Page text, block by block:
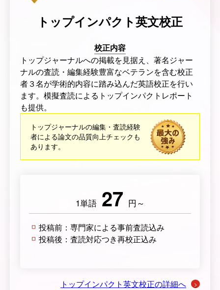
トップインパクト英文校正
校正内容
トップジャーナルへの掲載を見据え、著名ジャー
ナルの査読・編集経験豊富なベテランを含む校正
者３名が学術的内容に踏み込んだ英語校正を行い
ます。模擬査読によるトップインパクトレポート
も提供。
トップジャーナルの編集・査読経験
者による論文の品質向上チェックも
あります。
1単語 27 円～
投稿前：専門家による事前査読込み
投稿後：査読対応つき再校正込み
トップインパクト英文校正の詳細へ